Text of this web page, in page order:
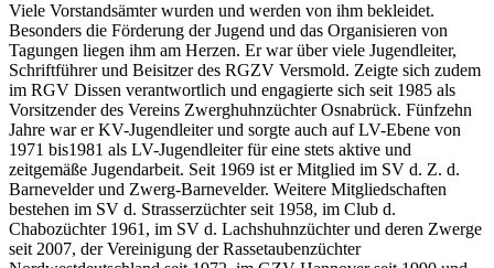
Viele Vorstandsämter wurden und werden von ihm bekleidet.
Besonders die Förderung der Jugend und das Organisieren von
Tagungen liegen ihm am Herzen. Er war über viele Jugendleiter,
Schriftführer und Beisitzer des RGZV Versmold. Zeigte sich zudem
im RGV Dissen verantwortlich und engagierte sich seit 1985 als
Vorsitzender des Vereins Zwerghuhnzüchter Osnabrück. Fünfzehn
Jahre war er KV-Jugendleiter und sorgte auch auf LV-Ebene von
1971 bis1981 als LV-Jugendleiter für eine stets aktive und
zeitgemäße Jugendarbeit. Seit 1969 ist er Mitglied im SV d. Z. d.
Barnevelder und Zwerg-Barnevelder. Weitere Mitgliedschaften
bestehen im SV d. Strasserzüchter seit 1958, im Club d.
Chabozüchter 1961, im SV d. Lachshuhnzüchter und deren Zwerge
seit 2007, der Vereinigung der Rassetaubenzüchter